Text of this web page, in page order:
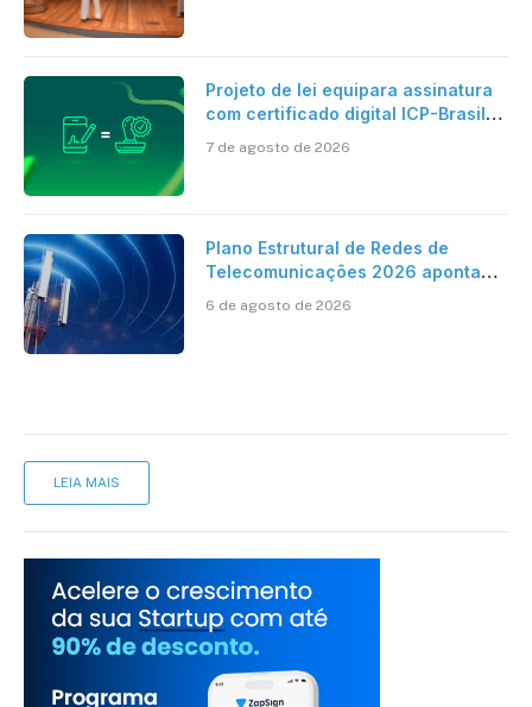
Projeto de lei equipara assinatura
com certificado digital ICP-Brasil
cartório
7 de agosto de 2026
Plano Estrutural de Redes de
Telecomunicações 2026 aponta
mantém desafio
6 de agosto de 2026
LEIA MAIS